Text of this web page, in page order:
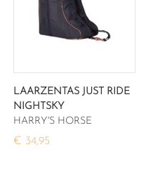
LAARZENTAS JUST RIDE
NIGHTSKY
HARRY'S HORSE
€ 34,95